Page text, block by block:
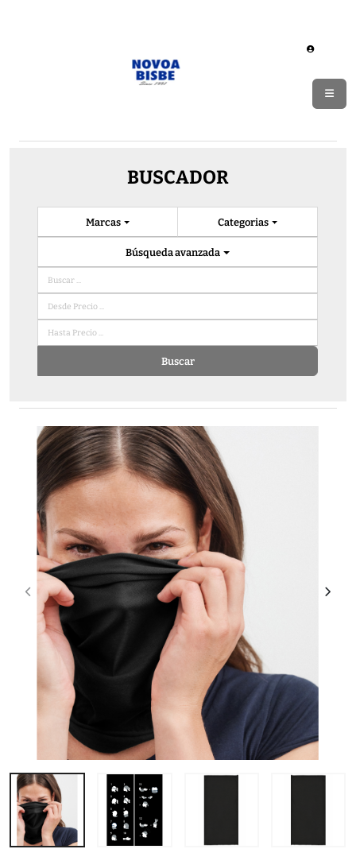
BUSCADOR
Categorias
Marcas
Búsqueda avanzada
Buscar